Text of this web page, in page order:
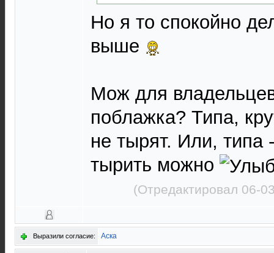
Но я то спокойно
выше
Мож для
поблажка? Типа,
не тырят. Или, типа
тырить можно
(Отредактировал 06-
Выразили согласие: Аска